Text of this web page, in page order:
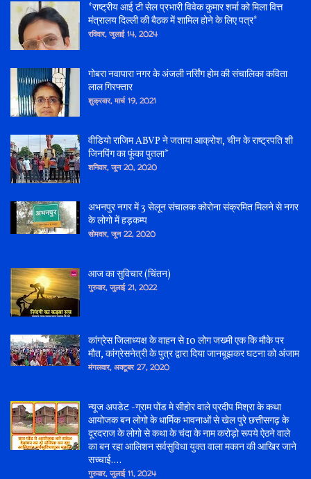
*राष्ट्रीय आई टी सेल प्रभारी विवेक कुमार शर्मा को मिला वित्त
मंत्रालय दिल्ली की बैठक में शामिल होने के लिए पत्र*
रविवार, जुलाई 14, 2024
गोबरा नवापारा नगर के अंजली नर्सिंग होम की संचालिका कविता
लाल गिरफ्तार
शुक्रवार, मार्च 19, 2021
वीडियो राजिम ABVP ने जताया आक्रोश, चीन के राष्ट्रपति शी
जिनपिंग का फूंका पुतला*
शनिवार, जून 20, 2020
अभनपुर नगर में 3 सेलून संचालक कोरोना संक्रमित मिलने से नगर
के लोगो में हड़कम्प
सोमवार, जून 22, 2020
आज का सुविचार (चिंतन)
गुरुवार, जुलाई 21, 2022
कांग्रेस जिलाध्यक्ष के वाहन से 10 लोग जख्मी एक कि मौके पर
मौत, कांग्रेसनेत्री के पुत्र द्वारा दिया जानबूझकर घटना को अंजाम
मंगलवार, अक्टूबर 27, 2020
न्यूज अपडेट -ग्राम पोंड मे सीहोर वाले प्रदीप मिश्रा के कथा
आयोजक बन लोगो के धार्मिक भावनाओं से खेल पुरे छत्तीसगढ़ के
दूरदराज के लोगो से कथा के चंदा के नाम करोड़ो रूपये ऐठने वाले
का बन रहा आलिशन सर्वसुविधा युक्त वाला मकान की आखिर जाने
सच्चाई....
गुरुवार, जुलाई 11, 2024